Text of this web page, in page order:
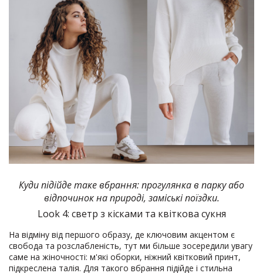
Куди підійде таке вбрання: прогулянка в парку або
відпочинок на природі, заміські поїздки.
Look 4: светр з кісками та квіткова сукня
На відміну від першого образу, де ключовим акцентом є
свобода та розслабленість, тут ми більше зосередили увагу
саме на жіночності: м'які оборки, ніжний квітковий принт,
підкреслена талія. Для такого вбрання підійде і стильна